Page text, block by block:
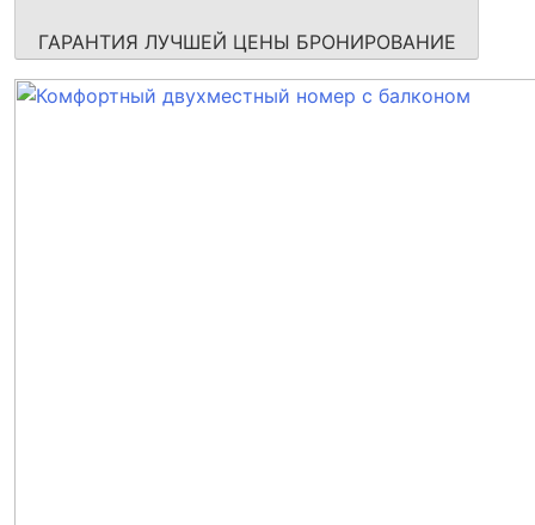
ГАРАНТИЯ ЛУЧШЕЙ ЦЕНЫ БРОНИРОВАНИЕ